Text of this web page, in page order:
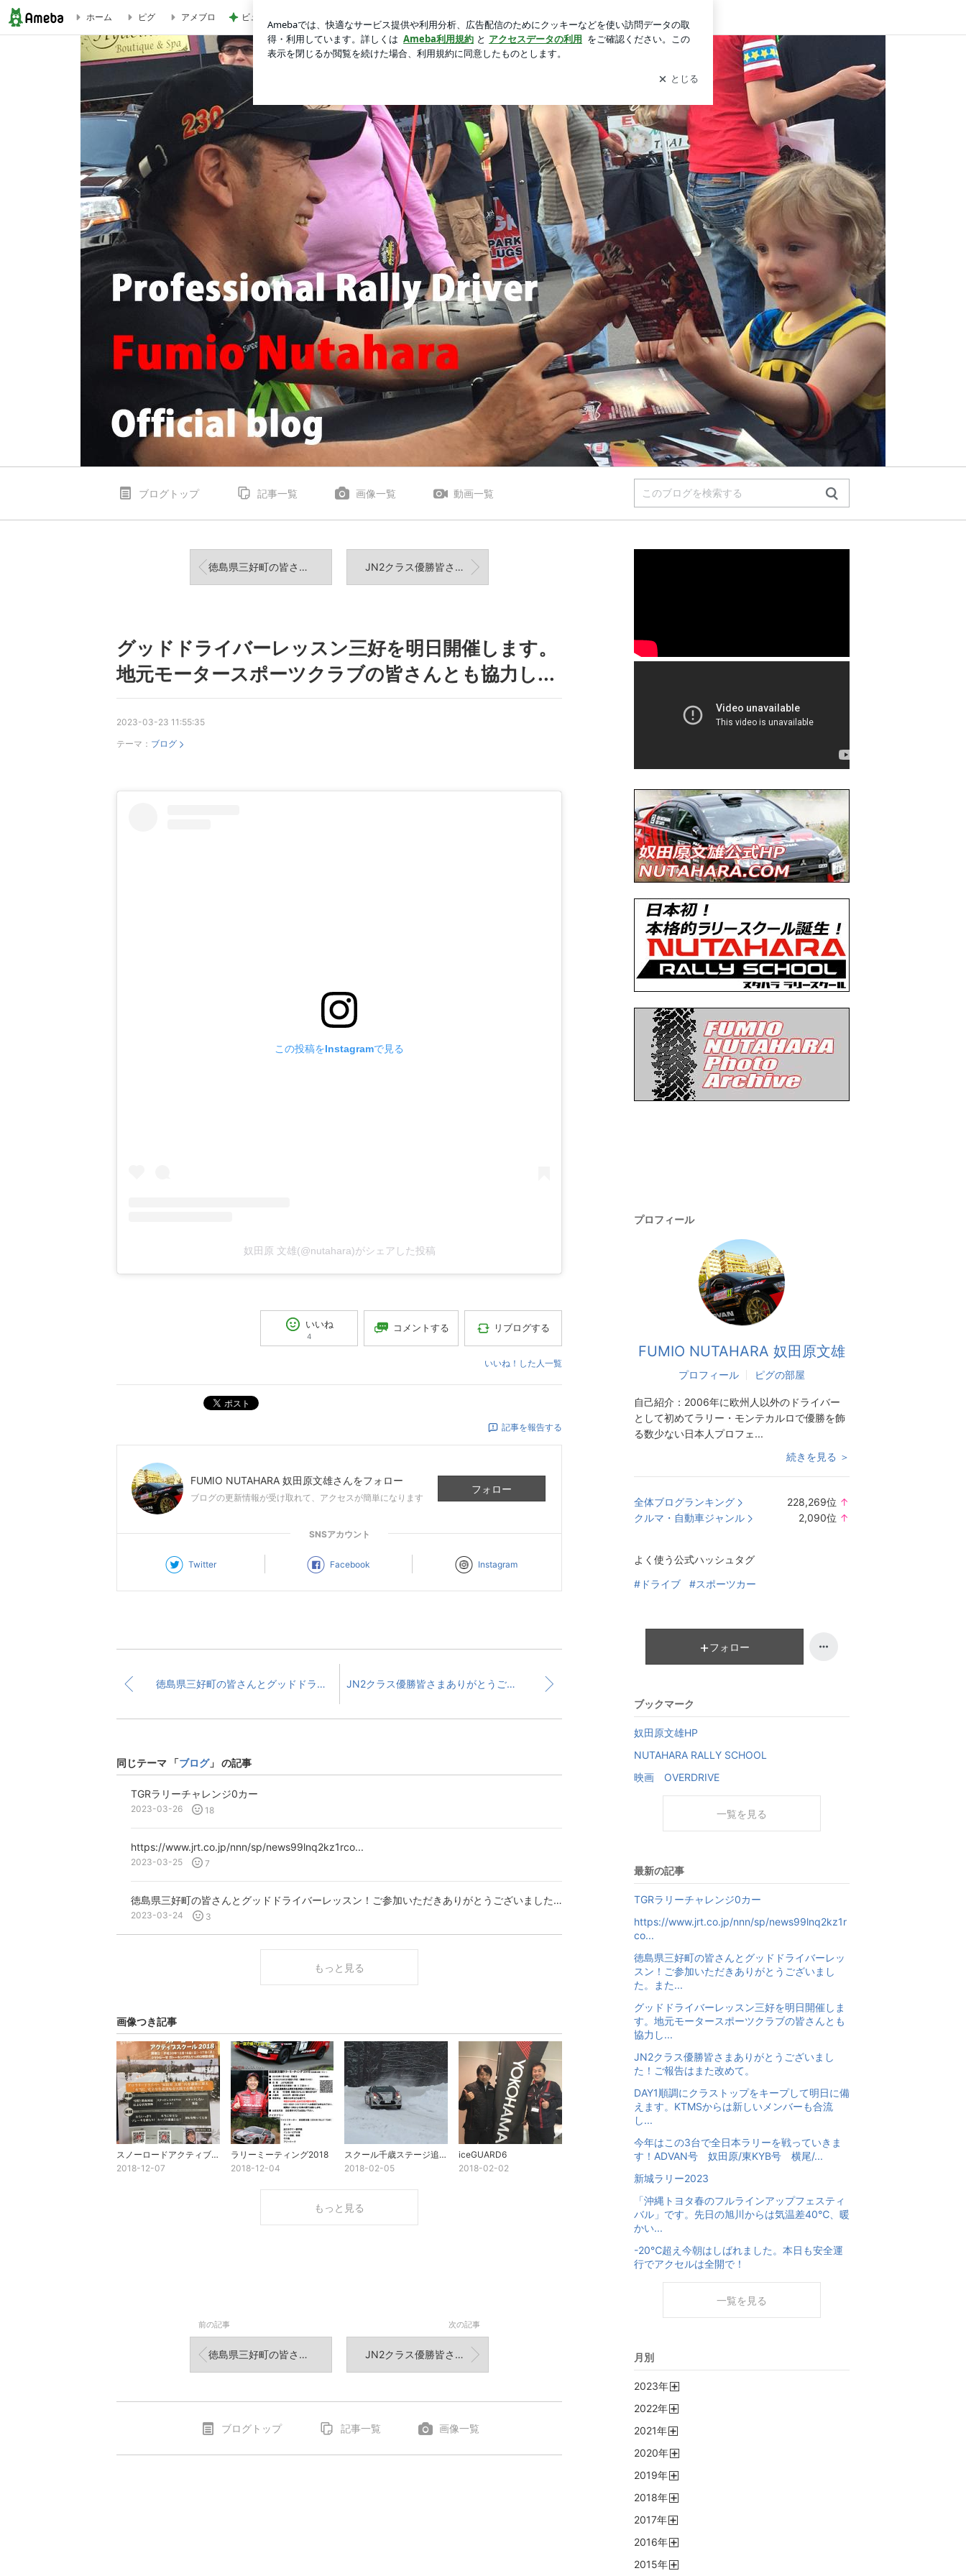
グッドドライバーレッスン三好を明日開催します。地元モータースポーツクラブの皆さんとも協力し... | ラリードライバー奴田原文雄オフィシャルブログ
ホーム ピグ アメブロ ビュッフェで爆食いした高級品 ログイン
ブログトップ 記事一覧 画像一覧 動画一覧
徳島県三好町の皆さんとグッドドライバーレッスン！ご参加いただきありがとうございました。また... JN2クラス優勝皆さまありがとうございました！ご報告はまた改めて。
グッドドライバーレッスン三好を明日開催します。
地元モータースポーツクラブの皆さんとも協力し...
2023-03-23 11:55:35
テーマ： ブログ
この投稿をInstagramで見る
奴田原 文雄(@nutahara)がシェアした投稿
いいね
4
コメントする リブログする
いいね！した人一覧
ポスト
記事を報告する
FUMIO NUTAHARA 奴田原文雄さんをフォロー
ブログの更新情報が受け取れて、アクセスが簡単になります
フォロー
SNSアカウント
Twitter Facebook Instagram
徳島県三好町の皆さんとグッドドライバーレッスン！ご参加いただきありがとうございました。また... JN2クラス優勝皆さまありがとうございました！ご報告はまた改めて。
同じテーマ 「ブログ」 の記事
TGRラリーチャレンジ0カー
2023-03-26 18
https://www.jrt.co.jp/nnn/sp/news99lnq2kz1rco...
2023-03-25 7
徳島県三好町の皆さんとグッドドライバーレッスン！ご参加いただきありがとうございました。また...
2023-03-24 3
もっと見る
画像つき記事
スノーロードアクティブスクール2018
2018-12-07
ラリーミーティング2018
2018-12-04
スクール千歳ステージ追加募集中
2018-02-05
iceGUARD6
2018-02-02
もっと見る
前の記事
徳島県三好町の皆さんとグッドドライバーレッスン！ご参加いただきありがとうございました。また...
次の記事
JN2クラス優勝皆さまありがとうございました！ご報告はまた改めて。
ブログトップ 記事一覧 画像一覧
プロフィール
FUMIO NUTAHARA 奴田原文雄
プロフィール ピグの部屋
自己紹介： 2006年に欧州人以外のドライバー
として初めてラリー・モンテカルロで優勝を飾
る数少ない日本人プロフェ...
続きを見る ＞
全体ブログランキング 228,269位 ↑
クルマ・自動車ジャンル 2,090位 ↑
よく使う公式ハッシュタグ
#ドライブ #スポーツカー
フォロー
ブックマーク
奴田原文雄HP
NUTAHARA RALLY SCHOOL
映画 OVERDRIVE
一覧を見る
最新の記事
TGRラリーチャレンジ0カー
https://www.jrt.co.jp/nnn/sp/news99lnq2kz1r
co...
徳島県三好町の皆さんとグッドドライバーレッ
スン！ご参加いただきありがとうございまし
た。また...
グッドドライバーレッスン三好を明日開催しま
す。地元モータースポーツクラブの皆さんとも
協力し...
JN2クラス優勝皆さまありがとうございまし
た！ご報告はまた改めて。
DAY1順調にクラストップをキープして明日に備
えます。KTMSからは新しいメンバーも合流
し...
今年はこの3台で全日本ラリーを戦っていきま
す！ADVAN号 奴田原/東KYB号 横尾/...
新城ラリー2023
「沖縄トヨタ春のフルラインアップフェスティ
バル」です。先日の旭川からは気温差40℃、暖
かい...
-20℃超え今朝はしばれました。本日も安全運
行でアクセルは全開で！
一覧を見る
月別
2023年
2022年
2021年
2020年
2019年
2018年
2017年
2016年
2015年